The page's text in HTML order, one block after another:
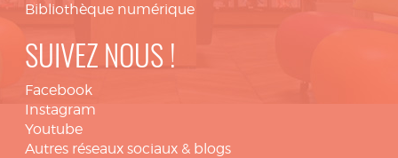
Bibliothèque numérique
SUIVEZ NOUS !
Facebook
Instagram
Youtube
Autres réseaux sociaux & blogs